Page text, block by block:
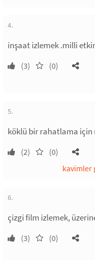
4.
inşaat izlemek .milli
(3) (0)
5.
köklü bir rahatlama için
(2) (0)
kavimler
6.
çizgi film izlemek,
(3) (0)